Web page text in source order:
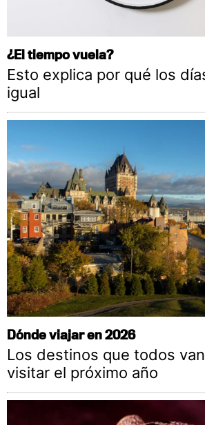
¿El tiempo vuela?
Esto explica por qué los
igual
Dónde viajar en 2026
Los destinos que todos
visitar el próximo año